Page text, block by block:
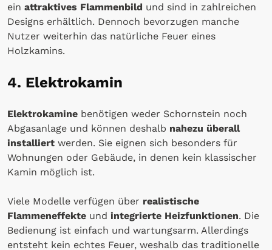
ein attraktives Flammenbild und sind in zahlreichen
Designs erhältlich. Dennoch bevorzugen manche
Nutzer weiterhin das natürliche Feuer eines
Holzkamins.
4. Elektrokamin
Elektrokamine benötigen weder Schornstein noch
Abgasanlage und können deshalb nahezu überall
installiert werden. Sie eignen sich besonders für
Wohnungen oder Gebäude, in denen kein klassischer
Kamin möglich ist.
Viele Modelle verfügen über realistische
Flammeneffekte und integrierte Heizfunktionen. Die
Bedienung ist einfach und wartungsarm. Allerdings
entsteht kein echtes Feuer, weshalb das traditionelle